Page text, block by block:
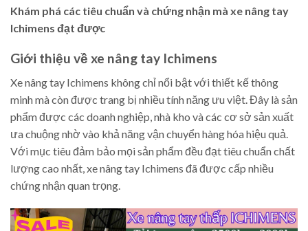
Khám phá các tiêu chuẩn và chứng nhận mà xe nâng tay
Ichimens đạt được
Giới thiệu về xe nâng tay Ichimens
Xe nâng tay Ichimens không chỉ nổi bật với thiết kế thông
minh mà còn được trang bị nhiều tính năng ưu việt. Đây là sản
phẩm được các doanh nghiệp, nhà kho và các cơ sở sản xuất
ưa chuộng nhờ vào khả năng vận chuyển hàng hóa hiệu quả.
Với mục tiêu đảm bảo mọi sản phẩm đều đạt tiêu chuẩn chất
lượng cao nhất, xe nâng tay Ichimens đã được cấp nhiều
chứng nhận quan trọng.